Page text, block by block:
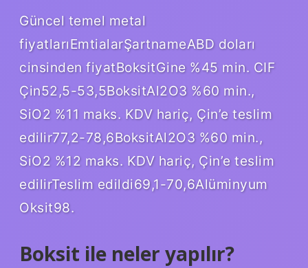
Güncel temel metal
fiyatlarıEmtialarŞartnameABD doları
cinsinden fiyatBoksitGine %45 min. CIF
Çin52,5-53,5BoksitAl2O3 %60 min.,
SiO2 %11 maks. KDV hariç, Çin’e teslim
edilir77,2-78,6BoksitAl2O3 %60 min.,
SiO2 %12 maks. KDV hariç, Çin’e teslim
edilirTeslim edildi69,1-70,6Alüminyum
Oksit98.
Boksit ile neler yapılır?